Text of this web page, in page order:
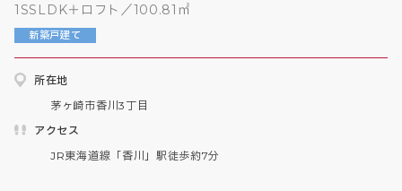
1SSLDK＋ロフト／100.81㎡
新築戸建て
所在地
茅ヶ崎市香川3丁目
アクセス
JR東海道線「香川」駅徒歩約7分